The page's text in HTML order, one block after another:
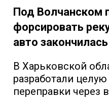
Под Волчанском
форсировать
авто
В Харьковской
разработали
переправки через